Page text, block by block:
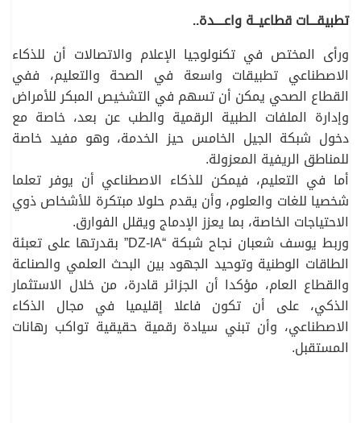
تطبيقـــات قطاعيــة واعــــدة..
ورأى المختص في تكنولوجيا الإعلام والاتصالات أن للذكاء
الاصطناعي تطبيقات واسعة في الصحة والتعليم، ففي
القطاع الصحي يمكن أن تسهم في التشخيص المبكر للأمراض
وإدارة الملفات الطبية الرقمية والطب عن بعد، خاصة مع
دخول شبكة الجيل الخامس حيز الخدمة، وهو مفيد خاصة
للمناطق الريفية المعزولة.
أما في التعليم، فيمكن للذكاء الاصطناعي أن يوفر تعلما
شخصيا للغات والعلوم، وأن يقدم حلولا مبتكرة للأشخاص ذوي
الاحتياجات الخاصة، بما يعزز الإدماج ويقلل الفوارق.
وربط يوسف شعبان نجاح شبكة “DZ-IA” بقدرتها على تعبئة
الطاقات الوطنية وتوحيد الجهود بين البحث العلمي والصناعة
والقطاع العام، مؤكدا أن الجزائر قادرة، من خلال الاستثمار
الذكي، على أن تكون فاعلا إقليميا في مجال الذكاء
الاصطناعي، وأن تبني سيادة رقمية حقيقية تواكب رهانات
المستقبل.